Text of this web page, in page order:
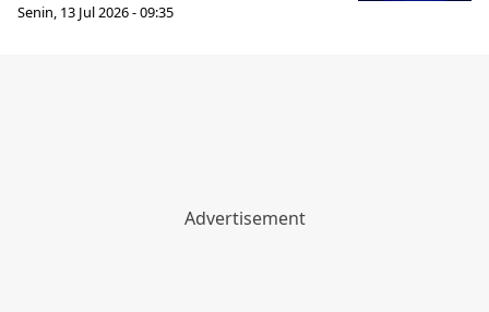
Senin, 13 Jul 2026 - 09:35